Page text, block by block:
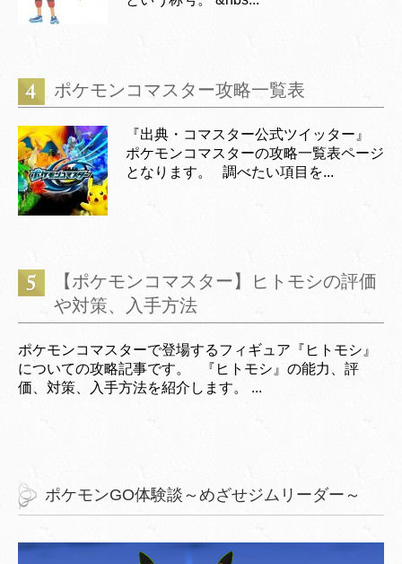
ポケモンコマスター攻略一覧表
『出典・コマスター公式ツイッター』
ポケモンコマスターの攻略一覧表ページ
となります。 調べたい項目を...
【ポケモンコマスター】ヒトモシの評価
や対策、入手方法
ポケモンコマスターで登場するフィギュア『ヒトモシ』
についての攻略記事です。 『ヒトモシ』の能力、評
価、対策、入手方法を紹介します。 ...
ポケモンGO体験談～めざせジムリーダー～